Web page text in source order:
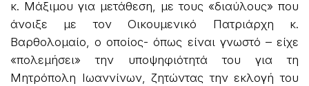
κ. Μάξιμου για μετάθεση, με τους «διαύλους» που
άνοιξε με τον Οικουμενικό Πατριάρχη κ.
Βαρθολομαίο, ο οποίος- όπως είναι γνωστό – είχε
«πολεμήσει» την υποψηφιότητά του για τη
Μητρόπολη Ιωαννίνων, ζητώντας την εκλογή του